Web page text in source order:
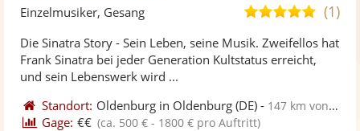
Fotos
5,0
5
(1)
Einzelmusiker, Gesang
Die Sinatra Story - Sein Leben, seine Musik. Zweifellos hat
Frank Sinatra bei jeder Generation Kultstatus erreicht,
und sein Lebenswerk wird ...
Standort: Oldenburg in Oldenburg (DE) - 147 km von Lüneburg
Gage: €€ (ca. 500 € - 1800 € pro Auftritt)